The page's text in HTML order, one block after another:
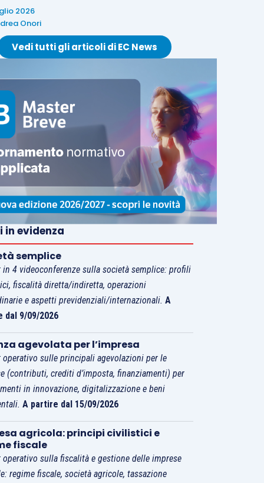
2026
Onori
Vedi tutti gli articoli di EC News
in evidenza
semplice
in 4 videoconferenze sulla società semplice: profili
fiscalità diretta/indiretta, operazioni
e aspetti previdenziali/internazionali.A
dal 9/09/2026
agevolata per l’impresa
operativo sulle principali agevolazioni per le
(contributi, crediti d’imposta, finanziamenti) per
in innovazione, digitalizzazione e beni
A partire dal 15/09/2026
agricola: principi civilistici e
fiscale
operativo sulla fiscalità e gestione delle imprese
regime fiscale, società agricole, tassazione